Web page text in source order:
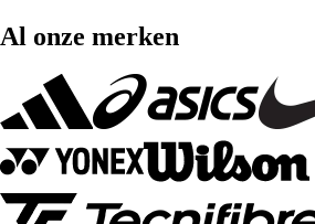
Al onze merken